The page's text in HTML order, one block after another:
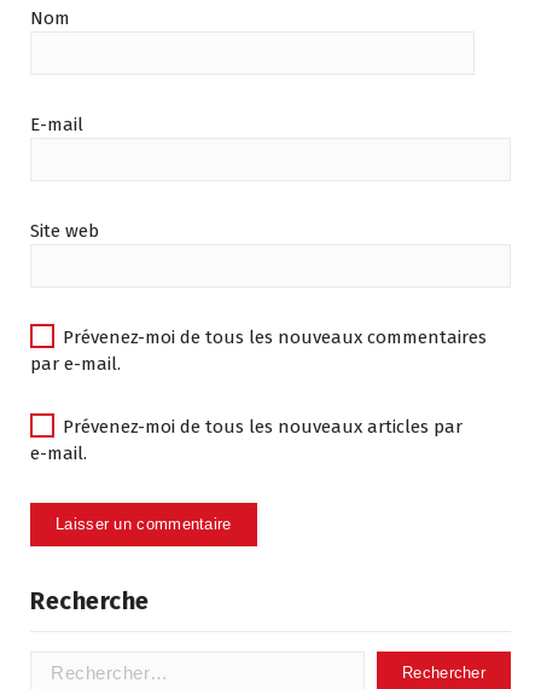
Nom
E-mail
Site web
Prévenez-moi de tous les nouveaux commentaires
par e-mail.
Prévenez-moi de tous les nouveaux articles par
e-mail.
Recherche
Rechercher :